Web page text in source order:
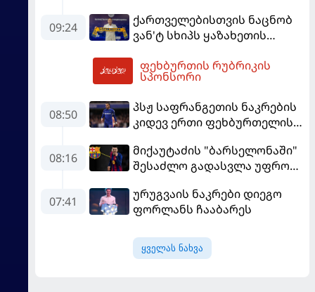
09:24
ქართველებისთვის ნაცნობ
ვან'ტ სხიპს ყაზახეთის
ფეხბურთის რუბრიკის
სპონსორი
08:50
პსჟ საფრანგეთის ნაკრების
კიდევ ერთი ფეხბურთელის
08:16
მიქაუტაძის "ბარსელონაში"
შესაძლო გადასვლა უფრო
ესაუბრა ქართველი
კატალონიელთა მთავარ
07:41
ურუგვაის ნაკრები დიეგო
ფორლანს ჩააბარეს
ყველას ნახვა